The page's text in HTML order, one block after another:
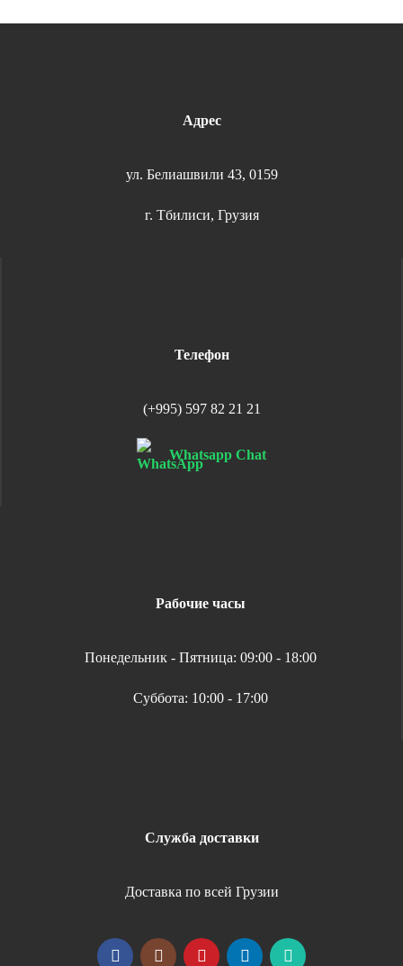
Адрес
ул. Белиашвили 43, 0159
г. Тбилиси, Грузия
Телефон
(+995) 597 82 21 21
Whatsapp Chat
Рабочие часы
Понедельник - Пятница: 09:00 - 18:00
Суббота: 10:00 - 17:00
Служба доставки
Доставка по всей Грузии